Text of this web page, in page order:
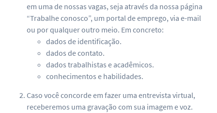
em uma de nossas vagas, seja através da nossa página
“Trabalhe conosco”, um portal de emprego, via e-mail
ou por qualquer outro meio. Em concreto:
dados de identificação.
dados de contato.
dados trabalhistas e acadêmicos.
conhecimentos e habilidades.
Caso você concorde em fazer uma entrevista virtual,
receberemos uma gravação com sua imagem e voz.